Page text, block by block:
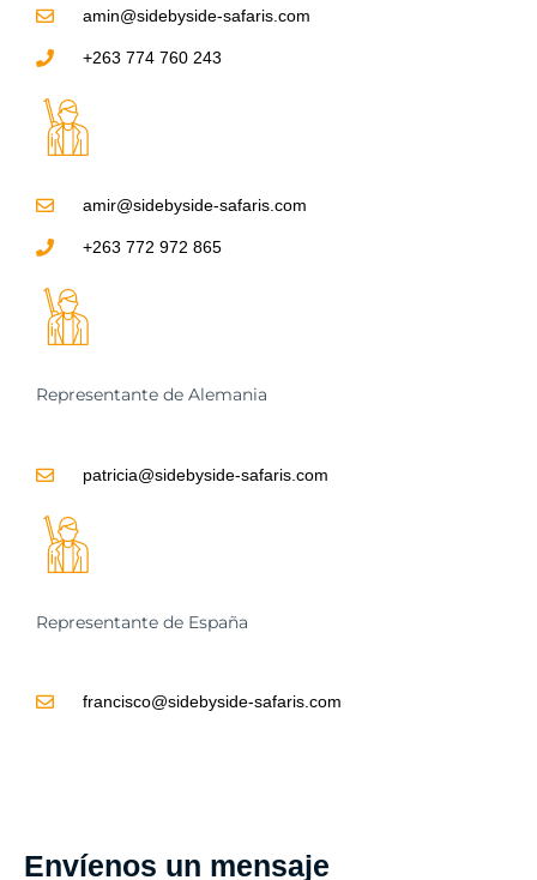
amin@sidebyside-safaris.com
+263 774 760 243
amir@sidebyside-safaris.com
+263 772 972 865
Representante de Alemania
patricia@sidebyside-safaris.com
Representante de España
francisco@sidebyside-safaris.com
Envíenos un mensaje